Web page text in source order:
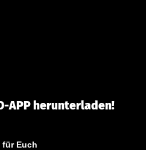
APP herunterladen!
für Euch